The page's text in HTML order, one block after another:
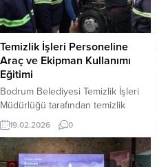
Temizlik İşleri Personeline
Araç ve Ekipman Kullanımı
Eğitimi
Bodrum Belediyesi Temizlik İşleri
Müdürlüğü tarafından temizlik
araçlarında görevli personele
eğitim verildi. Bodrum Belediyesi
Temizlik İşleri Müdürlüğü Konacık
Kademe’de, anlaşmalı firma
19.02.2026 0